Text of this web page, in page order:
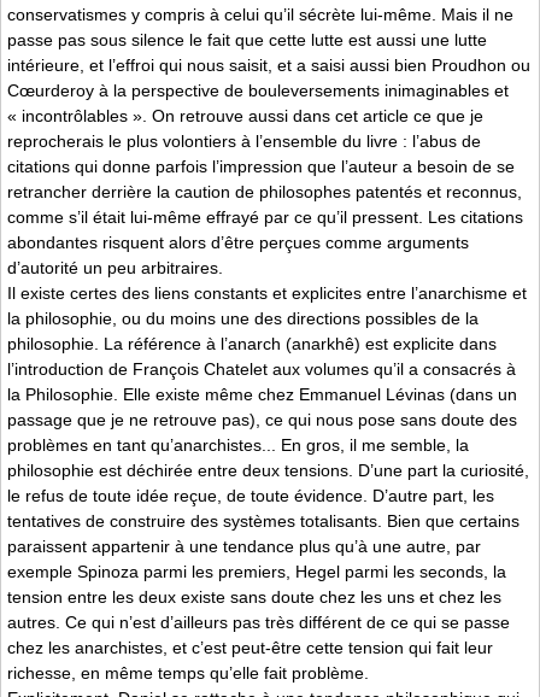
conservatismes y compris à celui qu’il sécrète lui-même. Mais il ne
passe pas sous silence le fait que cette lutte est aussi une lutte
intérieure, et l’effroi qui nous saisit, et a saisi aussi bien Proudhon ou
Cœurderoy à la perspective de bouleversements inimaginables et
« incontrôlables ». On retrouve aussi dans cet article ce que je
reprocherais le plus volontiers à l’ensemble du livre : l’abus de
citations qui donne parfois l’impression que l’auteur a besoin de se
retrancher derrière la caution de philosophes patentés et reconnus,
comme s’il était lui-même effrayé par ce qu’il pressent. Les citations
abondantes risquent alors d’être perçues comme arguments
d’autorité un peu arbitraires.
Il existe certes des liens constants et explicites entre l’anarchisme et
la philosophie, ou du moins une des directions possibles de la
philosophie. La référence à l’anarch (anarkhê) est explicite dans
l’introduction de François Chatelet aux volumes qu’il a consacrés à
la Philosophie. Elle existe même chez Emmanuel Lévinas (dans un
passage que je ne retrouve pas), ce qui nous pose sans doute des
problèmes en tant qu’anarchistes... En gros, il me semble, la
philosophie est déchirée entre deux tensions. D’une part la curiosité,
le refus de toute idée reçue, de toute évidence. D’autre part, les
tentatives de construire des systèmes totalisants. Bien que certains
paraissent appartenir à une tendance plus qu’à une autre, par
exemple Spinoza parmi les premiers, Hegel parmi les seconds, la
tension entre les deux existe sans doute chez les uns et chez les
autres. Ce qui n’est d’ailleurs pas très différent de ce qui se passe
chez les anarchistes, et c’est peut-être cette tension qui fait leur
richesse, en même temps qu’elle fait problème.